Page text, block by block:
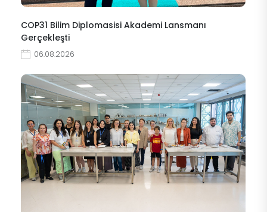
COP31 Bilim Diplomasisi Akademi Lansmanı
Gerçekleşti
06.08.2026